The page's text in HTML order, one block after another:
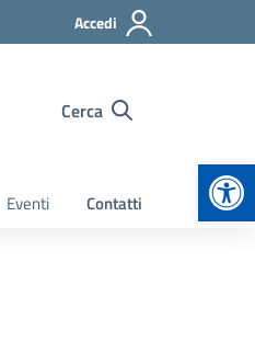
Accedi
Cerca
Eventi Contatti